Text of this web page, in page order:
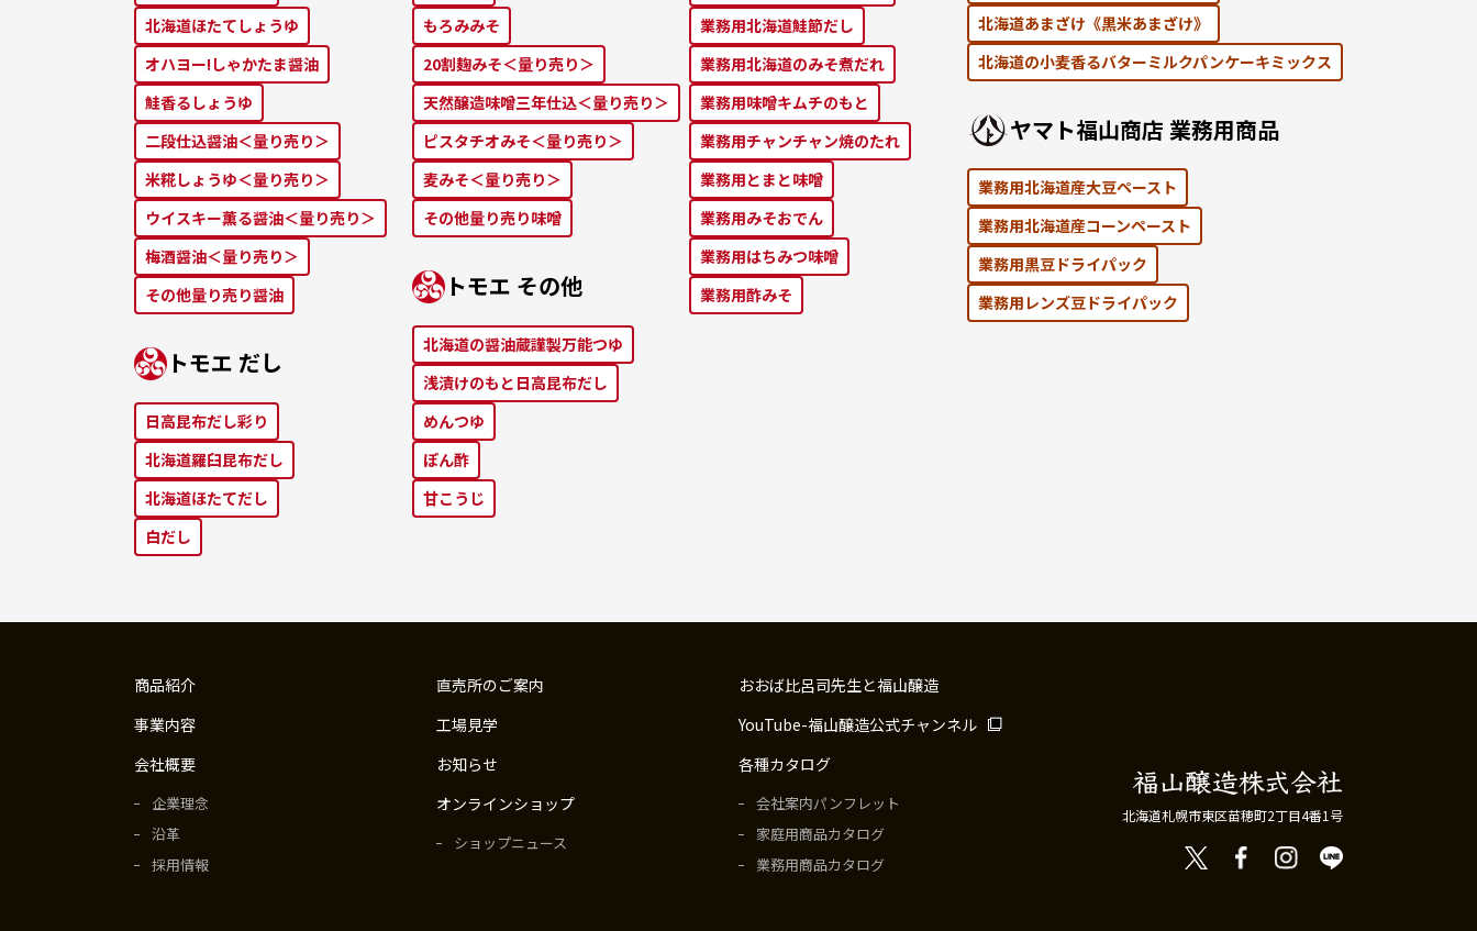
北海道ほたてしょうゆ
オハヨー!しゃかたま醤油
鮭⾹るしょうゆ
二段仕込醤油＜量り売り＞
米糀しょうゆ＜量り売り＞
ウイスキー薫る醤油＜量り売り＞
梅酒醤油＜量り売り＞
その他量り売り醤油
トモエ だし
⽇⾼昆布だし彩り
北海道羅⾅昆布だし
北海道ほたてだし
⽩だし
もろみみそ
20割麹みそ＜量り売り＞
天然醸造味噌三年仕込＜量り売り＞
ピスタチオみそ＜量り売り＞
麦みそ＜量り売り＞
その他量り売り味噌
トモエ その他
北海道の醤油蔵謹製万能つゆ
浅漬けのもと⽇⾼昆布だし
めんつゆ
ぽん酢
⽢こうじ
業務⽤北海道鮭節だし
業務⽤北海道のみそ煮だれ
業務⽤味噌キムチのもと
業務⽤チャンチャン焼のたれ
業務⽤とまと味噌
業務⽤みそおでん
業務用はちみつ味噌
業務用酢みそ
北海道あまざけ《黒⽶あまざけ》
北海道の⼩⻨⾹るバターミルクパンケーキミックス
ヤマト福⼭商店 業務⽤商品
業務用北海道産大豆ペースト
業務用北海道産コーンペースト
業務⽤黒⾖ドライパック
業務⽤レンズ⾖ドライパック
商品紹介
事業内容
会社概要
企業理念
沿革
採用情報
直売所のご案内
工場見学
お知らせ
オンラインショップ
ショップニュース
おおば比呂司先生と福山醸造
YouTube-福山醸造公式チャンネル
各種カタログ
会社案内パンフレット
家庭用商品カタログ
業務用商品カタログ
北海道札幌市東区苗穂町2丁目4番1号